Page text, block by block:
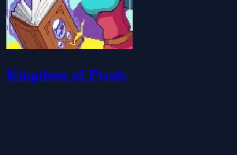
Kingdom of Pixels